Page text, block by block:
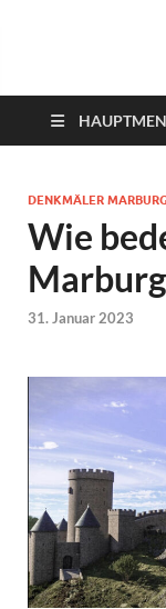
das
DENKMÄLER MARBURG
Wie
31. Januar 2023